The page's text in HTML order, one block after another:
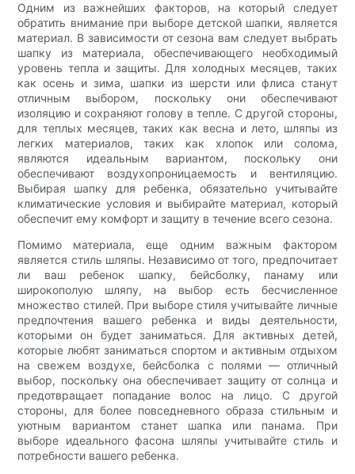
Одним из важнейших факторов, на который следует
обратить внимание при выборе детской шапки, является
материал. В зависимости от сезона вам следует выбрать
шапку из материала, обеспечивающего необходимый
уровень тепла и защиты. Для холодных месяцев, таких
как осень и зима, шапки из шерсти или флиса станут
отличным выбором, поскольку они обеспечивают
изоляцию и сохраняют голову в тепле. С другой стороны,
для теплых месяцев, таких как весна и лето, шляпы из
легких материалов, таких как хлопок или солома,
являются идеальным вариантом, поскольку они
обеспечивают воздухопроницаемость и вентиляцию.
Выбирая шапку для ребенка, обязательно учитывайте
климатические условия и выбирайте материал, который
обеспечит ему комфорт и защиту в течение всего сезона.
Помимо материала, еще одним важным фактором
является стиль шляпы. Независимо от того, предпочитает
ли ваш ребенок шапку, бейсболку, панаму или
широкополую шляпу, на выбор есть бесчисленное
множество стилей. При выборе стиля учитывайте личные
предпочтения вашего ребенка и виды деятельности,
которыми он будет заниматься. Для активных детей,
которые любят заниматься спортом и активным отдыхом
на свежем воздухе, бейсболка с полями — отличный
выбор, поскольку она обеспечивает защиту от солнца и
предотвращает попадание волос на лицо. С другой
стороны, для более повседневного образа стильным и
уютным вариантом станет шапка или панама. При
выборе идеального фасона шляпы учитывайте стиль и
потребности вашего ребенка.